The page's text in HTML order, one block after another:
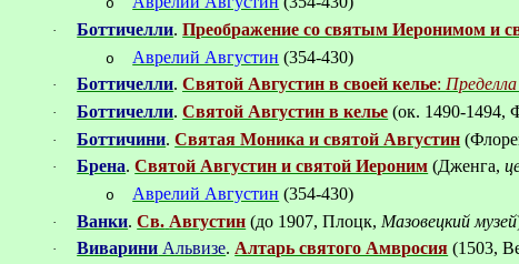
o
· Боттичелли.Преображение со святым Иеронимом и
o Аврелий Августин (354-430)
· Боттичелли.Святой Августин в своей келье:
· Боттичелли.Святой Августин в келье (ок. 1490-1494,
· Боттичини.Святая Моника и святой Августин
· Брена.Святой Августин и святой Иероним (Дженга,
o Аврелий Августин (354-430)
· Ванки.Св. Августин (до 1907, Плоцк, Мазовецкий музей
· Виварини Альвизе. Алтарь святого Амвросия (1503,